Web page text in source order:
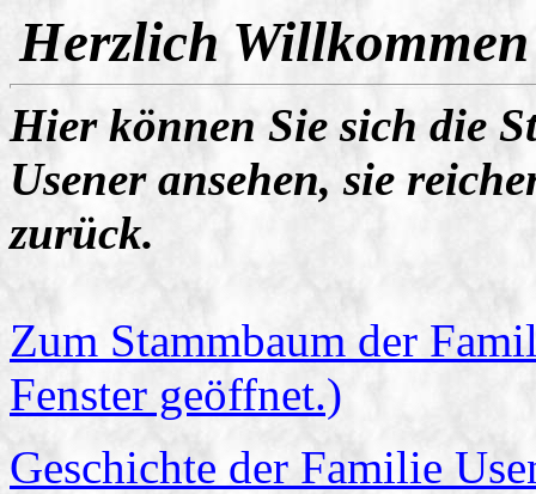
Herzlich
Hier können Sie sich die
Usener ansehen, sie
zurück.
Zum Stammbaum der
Fenster geöffnet.)
Geschichte der Familie